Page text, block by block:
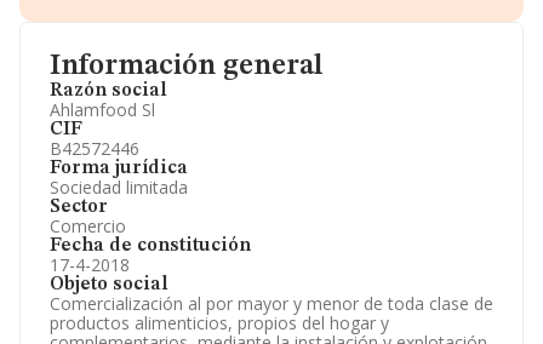
Información general
Razón social
Ahlamfood Sl
CIF
B42572446
Forma jurídica
Sociedad limitada
Sector
Comercio
Fecha de constitución
17-4-2018
Objeto social
Comercialización al por mayor y menor de toda clase de
productos alimenticios, propios del hogar y
Información oficial y registral complementaria.